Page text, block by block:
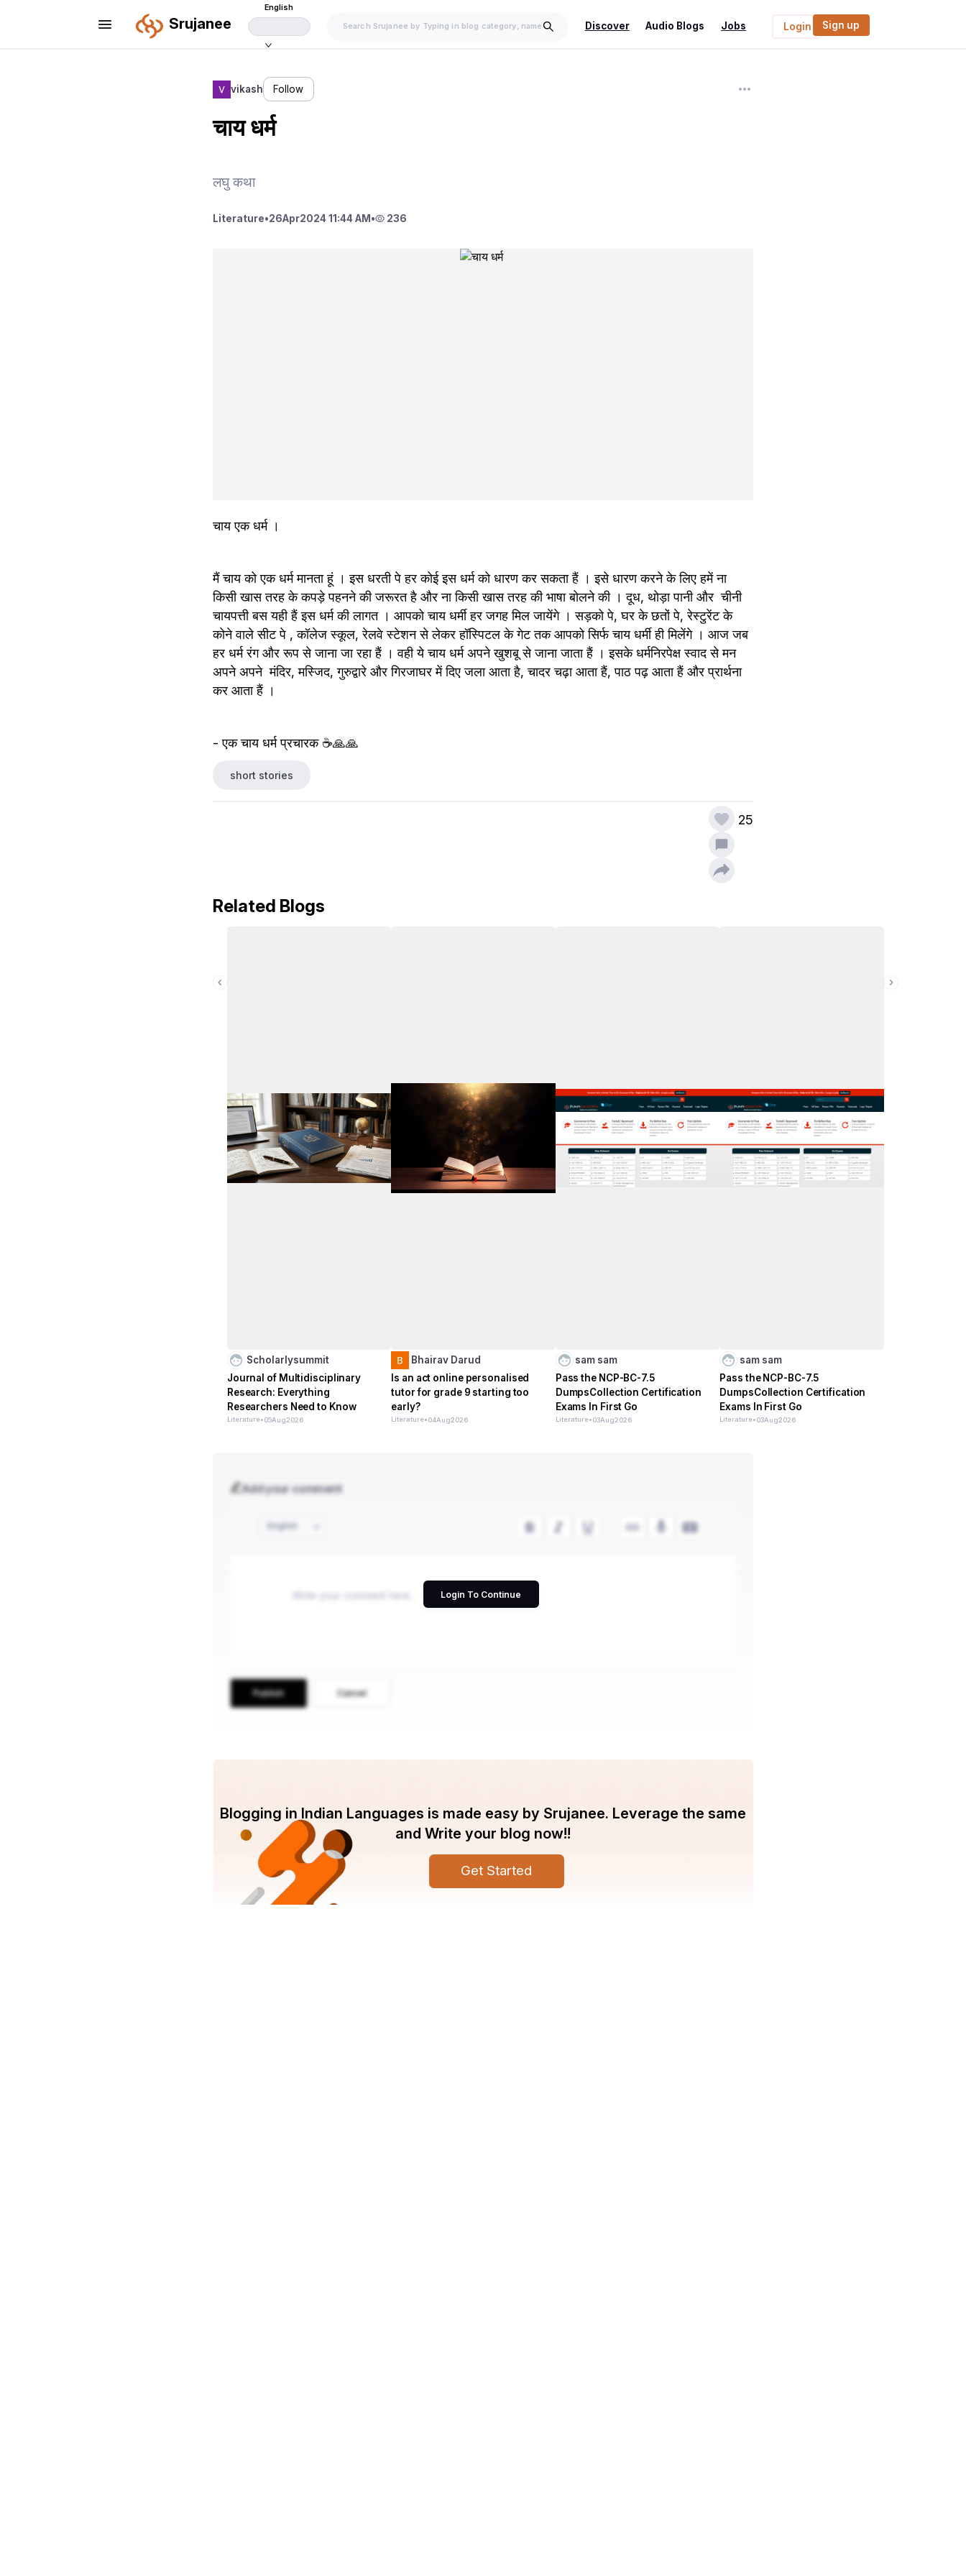
Srujanee
English
Discover Audio Blogs Jobs Login Sign up
vikash Follow
चाय धर्म
लघु कथा
Literature•26Apr2024 11:44 AM • 236
चाय एक धर्म ।
मैं चाय को एक धर्म मानता हूं । इस धरती पे हर कोई इस धर्म को धारण कर सकता हैं । इसे धारण करने के लिए हमें ना
किसी खास तरह के कपड़े पहनने की जरूरत है और ना किसी खास तरह की भाषा बोलने की । दूध, थोड़ा पानी और  चीनी
चायपत्ती बस यही हैं इस धर्म की लागत । आपको चाय धर्मी हर जगह मिल जायेंगे । सड़को पे, घर के छतों पे, रेस्टुरेंट के
कोने वाले सीट पे , कॉलेज स्कूल, रेलवे स्टेशन से लेकर हॉस्पिटल के गेट तक आपको सिर्फ चाय धर्मी ही मिलेंगे । आज जब
हर धर्म रंग और रूप से जाना जा रहा हैं । वही ये चाय धर्म अपने खुशबू से जाना जाता हैं । इसके धर्मनिरपेक्ष स्वाद से मन
अपने अपने  मंदिर, मस्जिद, गुरुद्वारे और गिरजाघर में दिए जला आता है, चादर चढ़ा आता हैं, पाठ पढ़ आता हैं और प्रार्थना
कर आता हैं ।
- एक चाय धर्म प्रचारक ☕🙏🙏
short stories
25
Related Blogs
Scholarlysummit
Journal of Multidisciplinary
Research: Everything
Researchers Need to Know
Literature•05Aug2026
Bhairav Darud
Is an act online personalised
tutor for grade 9 starting too
early?
Literature•04Aug2026
sam sam
Pass the NCP-BC-7.5
DumpsCollection Certification
Exams In First Go
Literature•03Aug2026
sam sam
Pass the NCP-BC-7.5
DumpsCollection Certification
Exams In First Go
Literature•03Aug2026
Add your comment
Login To Continue
English
Publish Cancel
Blogging in Indian Languages is made easy by Srujanee. Leverage the same
and Write your blog now!!
Get Started